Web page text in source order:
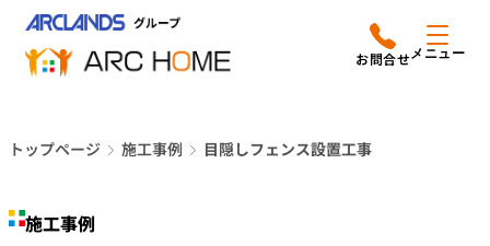
ッ
アークホームについて
施工事例
店舗案内
メニュー
営業時間は
平日9時から18時までと
電話をかける
トップページ 施工事例 目隠しフェンス設置工事
施工事例